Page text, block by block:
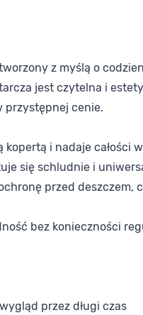
z myślą o
jest czytelna i
przystępnej cenie.
i nadaje całości
się schludnie i
przed
bez konieczności
przez długi czas